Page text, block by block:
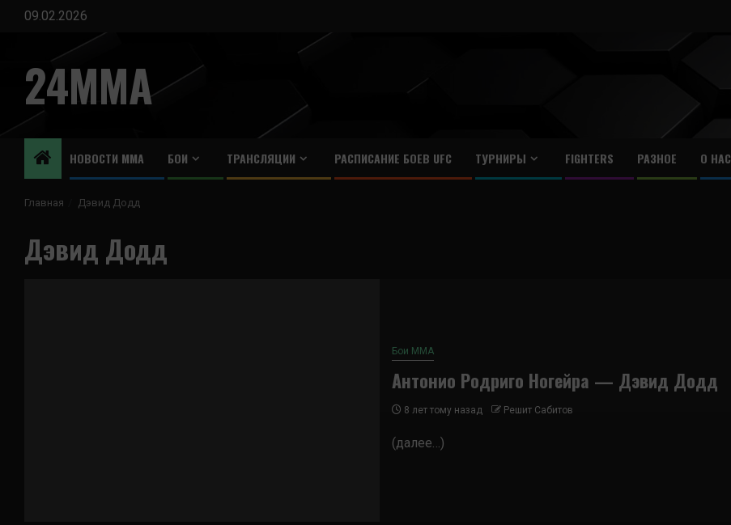
Перейти
содержимому
09.02.2026
24MMA
НОВОСТИ ММА БОИ ТРАНСЛЯЦИИ РАСПИСАНИЕ БОЕВ UFC ТУРНИРЫ FIGHTERS РАЗНОЕ О НАС
Главная Дэвид Додд
Дэвид Додд
Бои ММА
Антонио Родриго Ногейра — Дэвид Додд
8 лет тому назад Решит Сабитов
(далее…)